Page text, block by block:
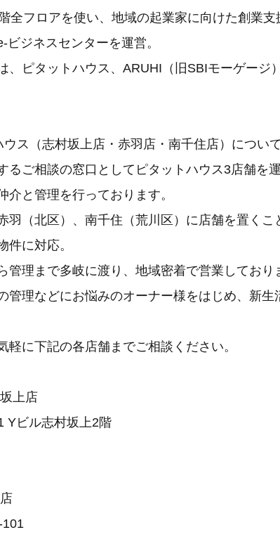
全フロアを使い、地域の起業家に向けた創業支
ジネスセンターを運営。
、ピタットハウス、ARUHI（旧SBIモーゲージ
ス（志村坂上店・赤羽店・南千住店）について
るご相談の窓口としてピタットハウス3店舗を
介と管理を行っております。
羽（北区）、南千住（荒川区）に店舗を置くこ
件に対応。
管理まで多岐に渡り、地域密着で営業しており
管理などにお悩みのオーナー様をはじめ、新生
軽に下記の各店舗までご相談ください。
上店
Yビル志村坂上2階
101